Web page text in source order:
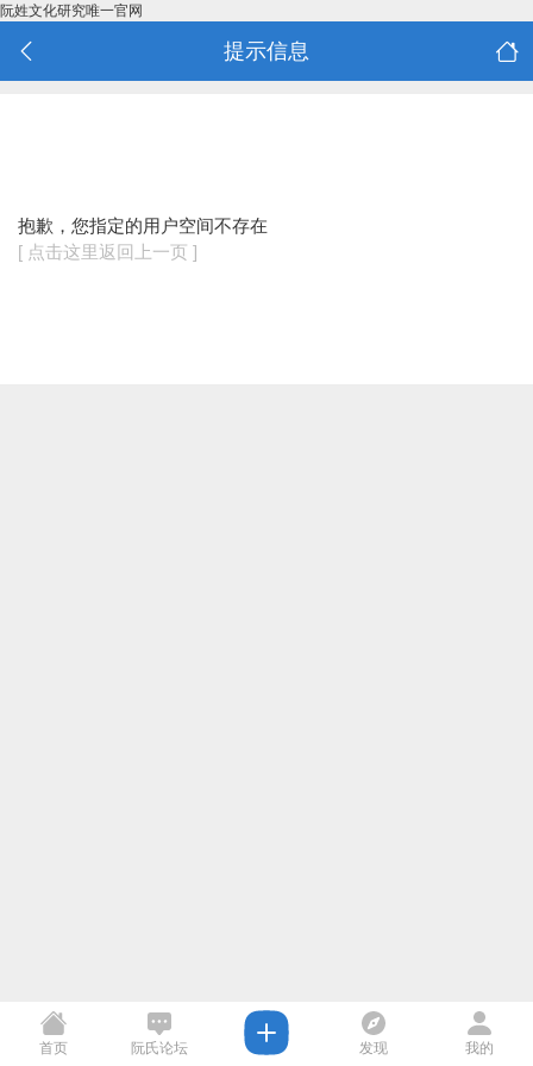
阮姓文化研究唯一官网
提示信息
抱歉，您指定的用户空间不存在
[ 点击这里返回上一页 ]
首页 阮氏论坛 发现 我的